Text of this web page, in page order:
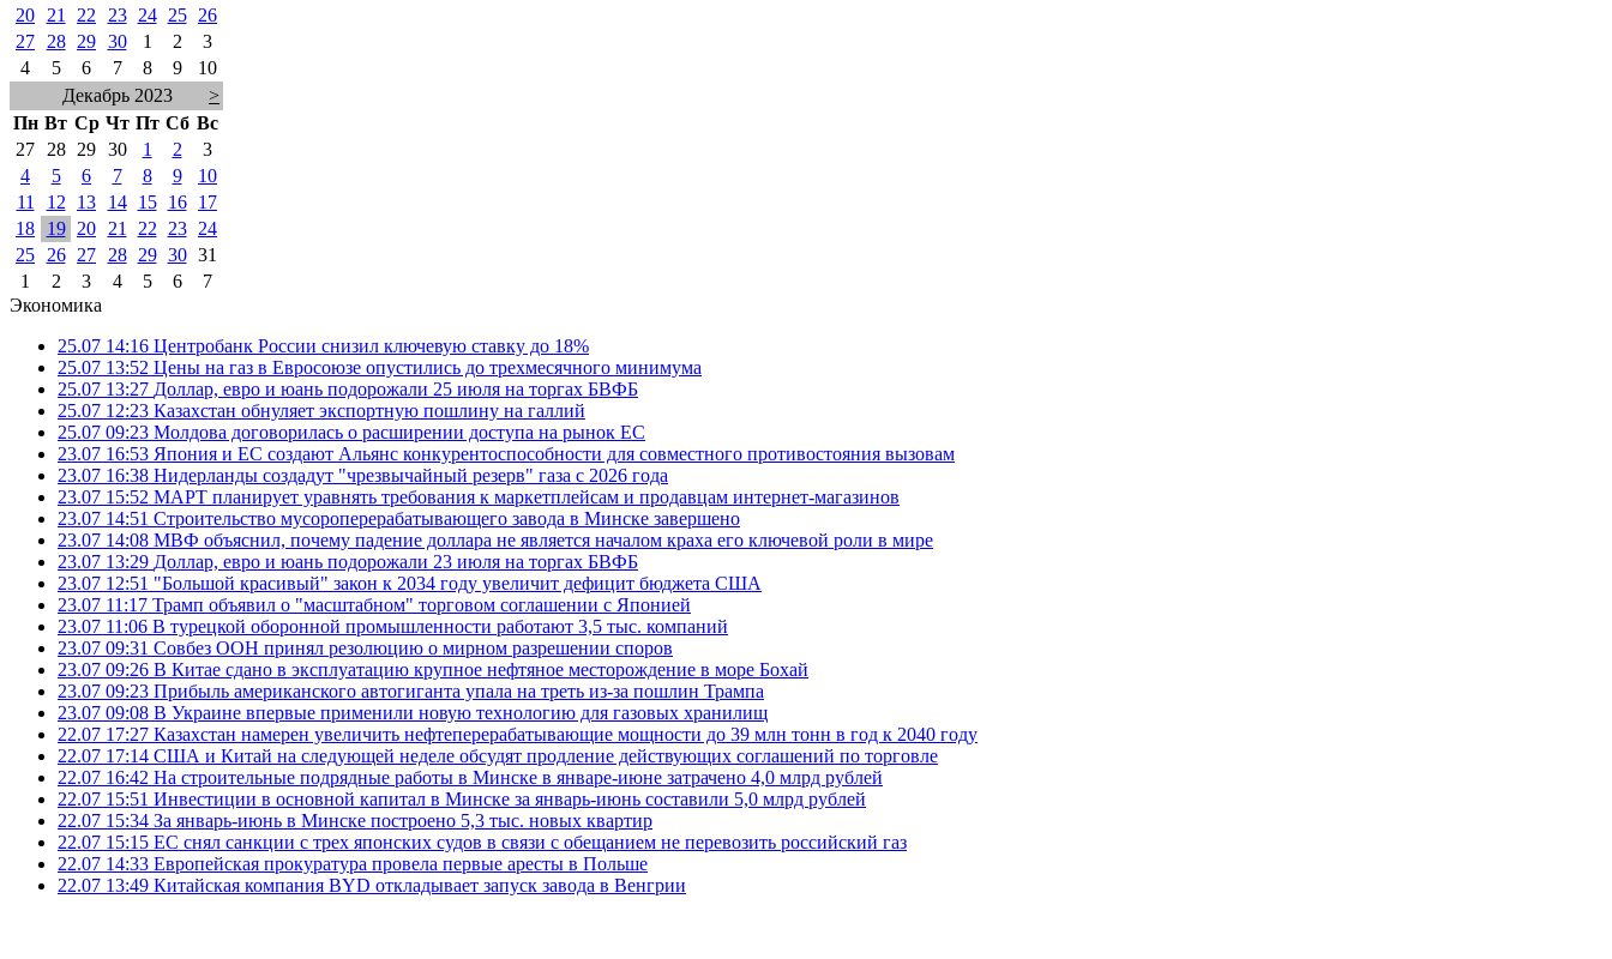
20
21 22 23 24 25
26
27
28 29 30 1 2
3
4
5 6 7 8 9
10
Декабрь 2023
>
Пн Вт Ср Чт Пт Сб Вс
27
28 29 30 1 2
3
4
5 6 7 8 9
10
11
12 13 14 15 16
17
18
19 20 21 22 23
24
25
26 27 28 29 30 31
1
2 3 4 5 6
7
Экономика
25.07 14:16 Центробанк России снизил ключевую ставку до 18%
25.07 13:52 Цены на газ в Евросоюзе опустились до трехмесячного минимума
25.07 13:27 Доллар, евро и юань подорожали 25 июля на торгах БВФБ
25.07 12:23 Казахстан обнуляет экспортную пошлину на галлий
25.07 09:23 Молдова договорилась о расширении доступа на рынок ЕС
23.07 16:53 Япония и ЕС создают Альянс конкурентоспособности для совместного противостояния вызовам
23.07 16:38 Нидерланды создадут "чрезвычайный резерв" газа с 2026 года
23.07 15:52 МАРТ планирует уравнять требования к маркетплейсам и продавцам интернет-магазинов
23.07 14:51 Строительство мусороперерабатывающего завода в Минске завершено
23.07 14:08 МВФ объяснил, почему падение доллара не является началом краха его ключевой роли в мире
23.07 13:29 Доллар, евро и юань подорожали 23 июля на торгах БВФБ
23.07 12:51 "Большой красивый" закон к 2034 году увеличит дефицит бюджета США
23.07 11:17 Трамп объявил о "масштабном" торговом соглашении с Японией
23.07 11:06 В турецкой оборонной промышленности работают 3,5 тыс. компаний
23.07 09:31 Совбез ООН принял резолюцию о мирном разрешении споров
23.07 09:26 В Китае сдано в эксплуатацию крупное нефтяное месторождение в море Бохай
23.07 09:23 Прибыль американского автогиганта упала на треть из-за пошлин Трампа
23.07 09:08 В Украине впервые применили новую технологию для газовых хранилищ
22.07 17:27 Казахстан намерен увеличить нефтеперерабатывающие мощности до 39 млн тонн в год к 2040 году
22.07 17:14 США и Китай на следующей неделе обсудят продление действующих соглашений по торговле
22.07 16:42 На строительные подрядные работы в Минске в январе-июне затрачено 4,0 млрд рублей
22.07 15:51 Инвестиции в основной капитал в Минске за январь-июнь составили 5,0 млрд рублей
22.07 15:34 За январь-июнь в Минске построено 5,3 тыс. новых квартир
22.07 15:15 ЕС снял санкции с трех японских судов в связи с обещанием не перевозить российский газ
22.07 14:33 Европейская прокуратура провела первые аресты в Польше
22.07 13:49 Китайская компания BYD откладывает запуск завода в Венгрии